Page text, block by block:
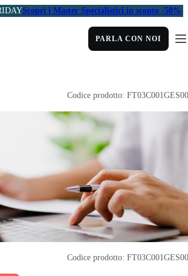
Scopri i Master Specialistici in sconto -50%
PARLA CON NOI
Codice prodotto:
Codice prodotto: